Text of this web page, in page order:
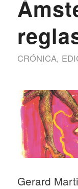
CRÓNICA,
Gerard